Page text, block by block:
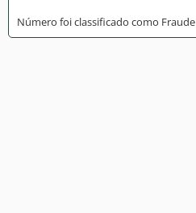
Número foi classificado como Fraude